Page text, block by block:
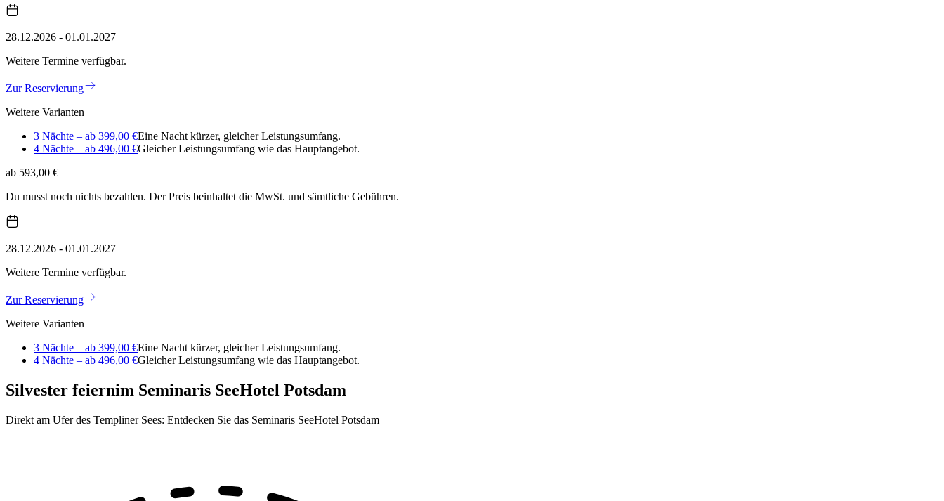
28.12.2026 - 01.01.2027
Weitere Termine verfügbar.
Zur Reservierung
Weitere Varianten
3 Nächte – ab 399,00 €Eine Nacht kürzer, gleicher Leistungsumfang.
4 Nächte – ab 496,00 €Gleicher Leistungsumfang wie das Hauptangebot.
ab 593,00 €
Du musst noch nichts bezahlen. Der Preis beinhaltet die MwSt. und sämtliche Gebühren.
28.12.2026 - 01.01.2027
Weitere Termine verfügbar.
Zur Reservierung
Weitere Varianten
3 Nächte – ab 399,00 €Eine Nacht kürzer, gleicher Leistungsumfang.
4 Nächte – ab 496,00 €Gleicher Leistungsumfang wie das Hauptangebot.
Silvester feiernim Seminaris SeeHotel Potsdam
Direkt am Ufer des Templiner Sees: Entdecken Sie das Seminaris SeeHotel Potsdam